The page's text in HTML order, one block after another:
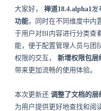
大家好， 禅道18.4.alpha1发
功能，同时在不同维度中内
于用户对BI内容进行分类查
能，便于配置管理人员与团
权限的交互， 新增权限包层
带来更加流畅的使用体验。
本次更新还 调整了文档的层
为用户提供更好地查找和阅